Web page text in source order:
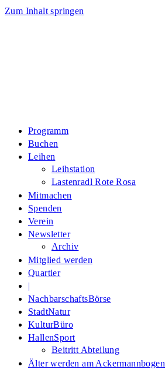
Zum Inhalt springen
Programm
Buchen
Leihen
Leihstation
Lastenradl Rote Rosa
Mitmachen
Spenden
Verein
Newsletter
Archiv
Mitglied werden
Quartier
|
NachbarschaftsBörse
StadtNatur
KulturBüro
HallenSport
Beitritt Abteilung
Älter werden am Ackermannbogen